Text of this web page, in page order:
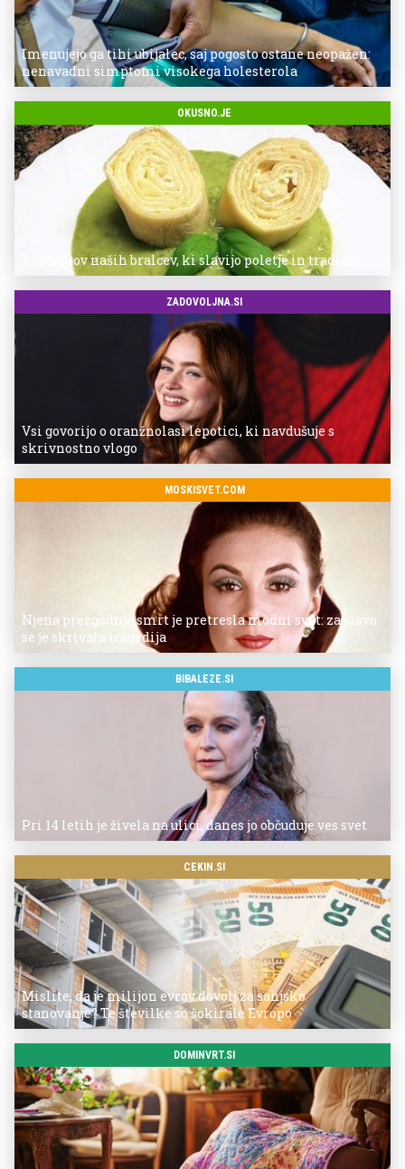
Imenujejo ga tihi ubijalec, saj pogosto ostane neopažen:
nenavadni simptomi visokega holesterola
OKUSNO.JE
7 receptov naših bralcev, ki slavijo poletje in tradicijo
ZADOVOLJNA.SI
Vsi govorijo o oranžnolasi lepotici, ki navdušuje s
skrivnostno vlogo
MOSKISVET.COM
Njena prezgodnja smrt je pretresla modni svet: za slavo
se je skrivala tragedija
BIBALEZE.SI
Pri 14 letih je živela na ulici, danes jo občuduje ves svet
CEKIN.SI
Mislite, da je milijon evrov dovolj za sanjsko
stanovanje? Te številke so šokirale Evropo
DOMINVRT.SI